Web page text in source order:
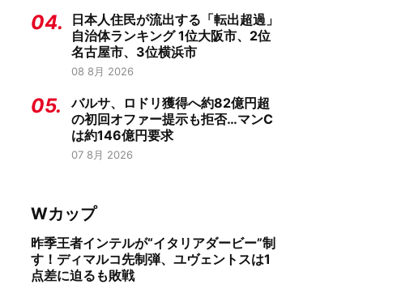
04.
日本人住民が流出する「転出超過」
自治体ランキング 1位大阪市、2位
名古屋市、3位横浜市
08 8月 2026
05.
バルサ、ロドリ獲得へ約82億円超
の初回オファー提示も拒否…マンC
は約146億円要求
07 8月 2026
Wカップ
昨季王者インテルが“イタリアダービー”制
す！ディマルコ先制弾、ユヴェントスは1
点差に迫るも敗戦